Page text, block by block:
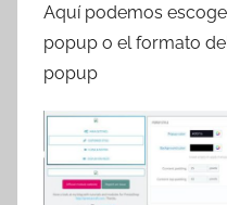
Aquí podemos
popup o el formato
popup